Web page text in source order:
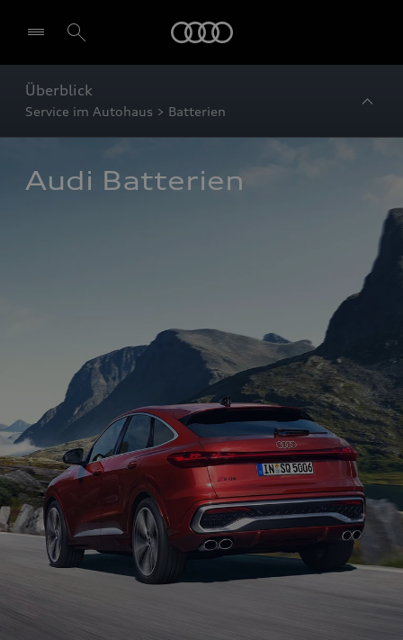
Überblick
Service im Autohaus > Batterien
Audi Batterien